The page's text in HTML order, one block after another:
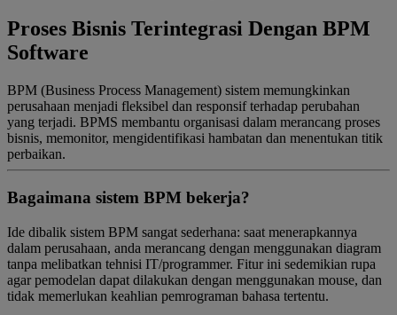
Proses Bisnis Terintegrasi Dengan BPM
Software
BPM (Business Process Management) sistem memungkinkan
perusahaan menjadi fleksibel dan responsif terhadap perubahan
yang terjadi. BPMS membantu organisasi dalam merancang proses
bisnis, memonitor, mengidentifikasi hambatan dan menentukan titik
perbaikan.
Bagaimana sistem BPM bekerja?
Ide dibalik sistem BPM sangat sederhana: saat menerapkannya
dalam perusahaan, anda merancang dengan menggunakan diagram
tanpa melibatkan tehnisi IT/programmer. Fitur ini sedemikian rupa
agar pemodelan dapat dilakukan dengan menggunakan mouse, dan
tidak memerlukan keahlian pemrograman bahasa tertentu.